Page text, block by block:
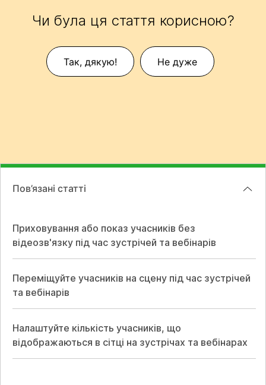
Чи була ця стаття корисною?
Так, дякую! Не дуже
Пов’язані статті
Приховування або показ учасників без
відеозв'язку під час зустрічей та вебінарів
Переміщуйте учасників на сцену під час зустрічей
та вебінарів
Налаштуйте кількість учасників, що
відображаються в сітці на зустрічах та вебінарах